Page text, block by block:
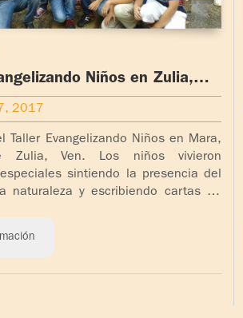
Niños en Zulia,
2017
Taller Evangelizando Niños en Mara,
Zulia, Ven. Los niños vivieron
sintiendo la presencia del
naturaleza y escribiendo cartas de